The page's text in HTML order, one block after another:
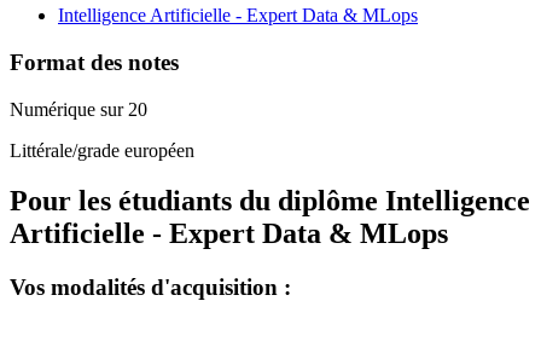
Intelligence Artificielle - Expert Data & MLops
Format des notes
Numérique sur 20
Littérale/grade européen
Pour les étudiants du diplôme Intelligence
Artificielle - Expert Data & MLops
Vos modalités d'acquisition :